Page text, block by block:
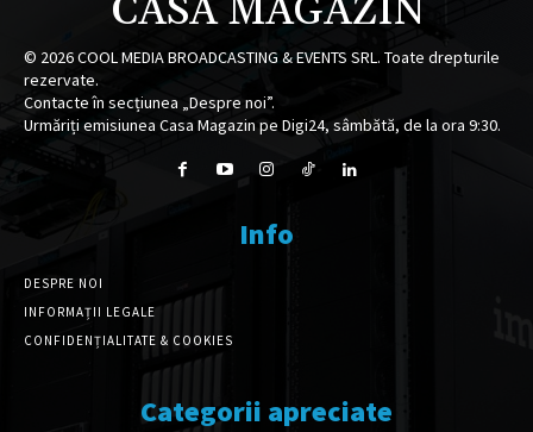
CASA MAGAZIN
© 2026COOL MEDIA BROADCASTING & EVENTS SRL. Toate drepturile
rezervate.
Contacte în secțiunea „Despre noi”.
Urmăriți emisiunea Casa Magazin pe Digi24, sâmbătă, de la ora 9:30.
Info
DESPRE NOI
INFORMAȚII LEGALE
CONFIDENȚIALITATE & COOKIES
Categorii apreciate